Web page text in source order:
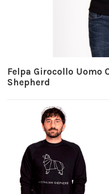
Felpa Girocollo Uomo
Shepherd